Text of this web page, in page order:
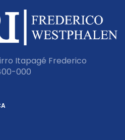
Itapagé Frederico
000